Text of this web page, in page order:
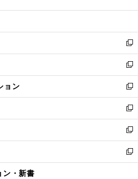
開
ウ
開
く
ン
ウ
で
開
く
ウ
ン
ド
ウ
で
開
く
新
し
い
ウ
ィ
ン
ド
ウ
で
開
く
新
し
い
ウ
ィ
ン
ド
ウ
で
開
ョン
新
し
い
ウ
ィ
ン
ド
ウ
新
し
い
ウ
ィ
ン
新
し
い
ウ
新
し
ン・新書